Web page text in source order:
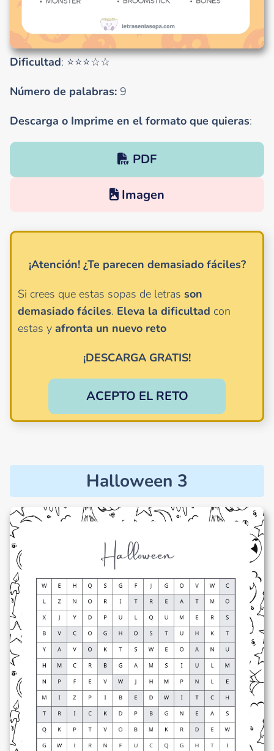
Dificultad: ⭐⭐⭐☆☆
Número de palabras: 9
Descarga o Imprime en el formato que quieras:
PDF
Imagen
¡Atención! ¿Te parecen demasiado fáciles?
Si crees que estas sopas de letras son
demasiado fáciles. Eleva la dificultad con
estas y afronta un nuevo reto
¡DESCARGA GRATIS!
ACEPTO EL RETO
Halloween 3